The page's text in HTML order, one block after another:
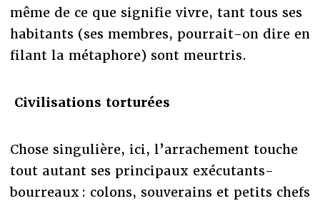
même de ce que signifie vivre, tant tous ses
habitants (ses membres, pourrait-on dire en
filant la métaphore) sont meurtris.
Civilisations torturées
Chose singulière, ici, l’arrachement touche
tout autant ses principaux exécutants-
bourreaux : colons, souverains et petits chefs